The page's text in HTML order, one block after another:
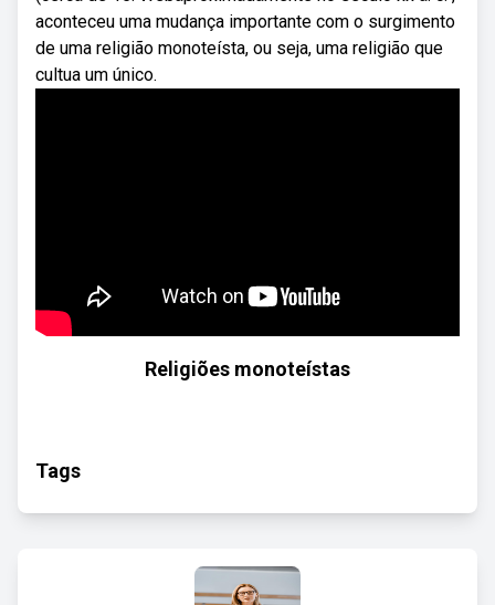
aconteceu uma mudança importante com o surgimento
de uma religião monoteísta, ou seja, uma religião que
cultua um único.
Religiões monoteístas
Tags